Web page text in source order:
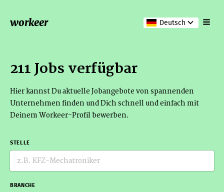
workeer Deutsch
211 Jobs verfügbar
Hier kannst Du aktuelle Jobangebote von spannenden
Unternehmen finden und Dich schnell und einfach mit
Deinem Workeer-Profil bewerben.
STELLE
BRANCHE